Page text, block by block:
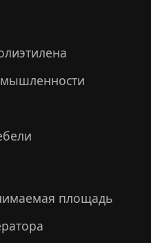
площадь